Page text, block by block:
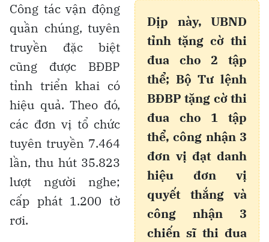
Dịp này, UBND
tỉnh tặng cờ thi
đua cho 2 tập
thể; Bộ Tư lệnh
BĐBP tặng cờ thi
đua cho 1 tập
thể, công nhận 3
đơn vị đạt danh
hiệu đơn vị
quyết thắng và
công nhận 3
chiến sĩ thi đua
Công tác vận động
quần chúng, tuyên
truyền đặc biệt
cũng được BĐBP
tỉnh triển khai có
hiệu quả. Theo đó,
các đơn vị tổ chức
tuyên truyền 7.464
lần, thu hút 35.823
lượt người nghe;
cấp phát 1.200 tờ
rơi.